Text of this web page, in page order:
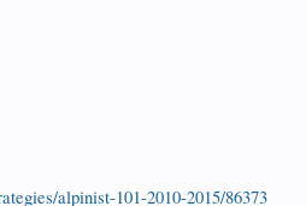
alpinist-101-2010-2015/86373